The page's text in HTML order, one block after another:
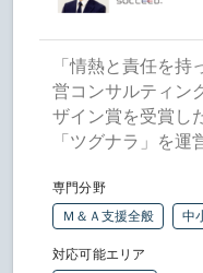
「情熱と責任を
営コンサルティン
ザイン賞を受賞し
「ツグナラ」を運
専門分野
Ｍ＆Ａ支援全般
中
対応可能エリア